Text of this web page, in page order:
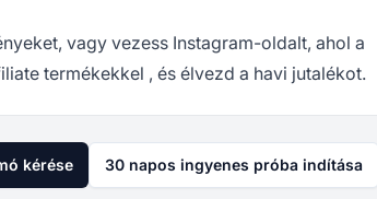
vagy vezess Instagram-oldalt, ahol a
termékekkel , és élvezd a havi jutalékot.
kérése 30 napos ingyenes próba indítása